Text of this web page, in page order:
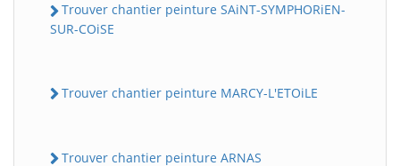
Trouver chantier peinture SAiNT-SYMPHORiEN-
SUR-COiSE
Trouver chantier peinture MARCY-L'ETOiLE
Trouver chantier peinture ARNAS